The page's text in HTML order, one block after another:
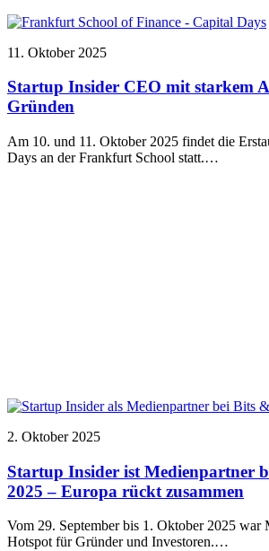
11. Oktober 2025
Startup Insider CEO mit starkem
Gründen
Am 10. und 11. Oktober 2025 findet die
Days an der Frankfurt School statt.…
2. Oktober 2025
Startup Insider ist Medienpartner
2025 – Europa rückt zusammen
Vom 29. September bis 1. Oktober 2025 war
Hotspot für Gründer und Investoren.…